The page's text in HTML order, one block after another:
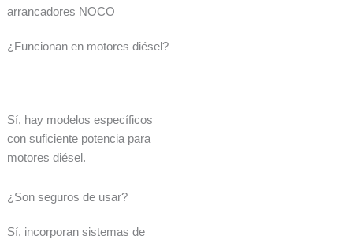
arrancadores NOCO
¿Funcionan en motores diésel?
Sí, hay modelos específicos
con suficiente potencia para
motores diésel.
¿Son seguros de usar?
Sí, incorporan sistemas de